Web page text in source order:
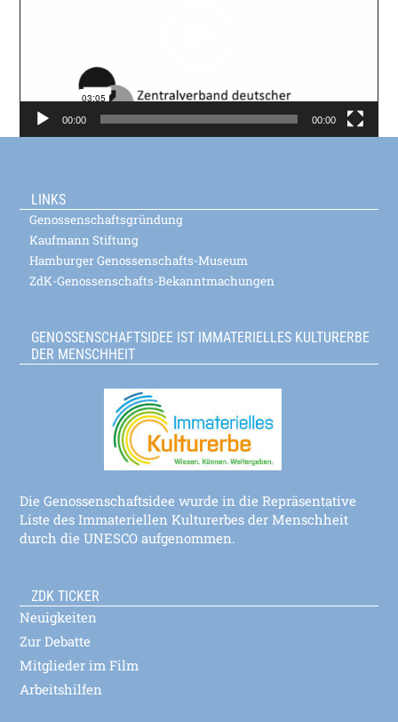
00:00 00:00
LINKS
Genossenschaftsgründung
Kaufmann Stiftung
Hamburger Genossenschafts-Museum
ZdK-Genossenschafts-Bekanntmachungen
GENOSSENSCHAFTSIDEE IST IMMATERIELLES KULTURERBE
DER MENSCHHEIT
Die Genossenschaftsidee wurde in die Repräsentative
Liste des Immateriellen Kulturerbes der Menschheit
durch die UNESCO aufgenommen.
ZDK TICKER
Neuigkeiten
Zur Debatte
Mitglieder im Film
Arbeitshilfen